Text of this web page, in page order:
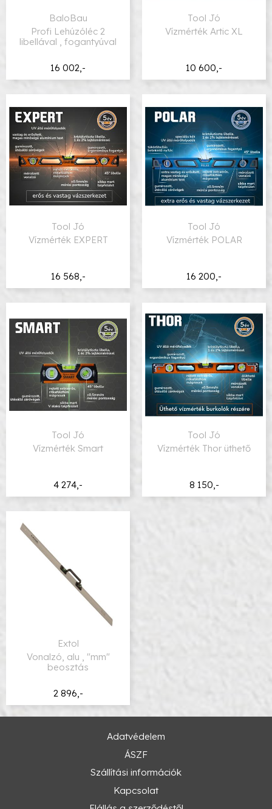
16 002,-
BaloBau
Profi Lehúzóléc 2
libellával , fogantyúval
10 600,-
Tool Jó
Vízmérték Artic XL
16 568,-
Tool Jó
Vízmérték EXPERT
16 200,-
Tool Jó
Vízmérték POLAR
4 274,-
Tool Jó
Vízmérték Smart
8 150,-
Tool Jó
Vízmérték Thor üthető
2 896,-
Extol
Vonalzó, alu , "mm"
beosztás
Adatvédelem
ÁSZF
Szállítási információk
Kapcsolat